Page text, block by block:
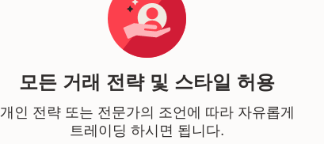
모든 거래 전략 및 스타일 허용
개인 전략 또는 전문가의 조언에 따라 자유롭게
트레이딩 하시면 됩니다.